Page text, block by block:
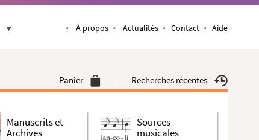
À propos Actualités Contact Aide
Panier Recherches récentes
Manuscrits et
Archives
Sources
musicales